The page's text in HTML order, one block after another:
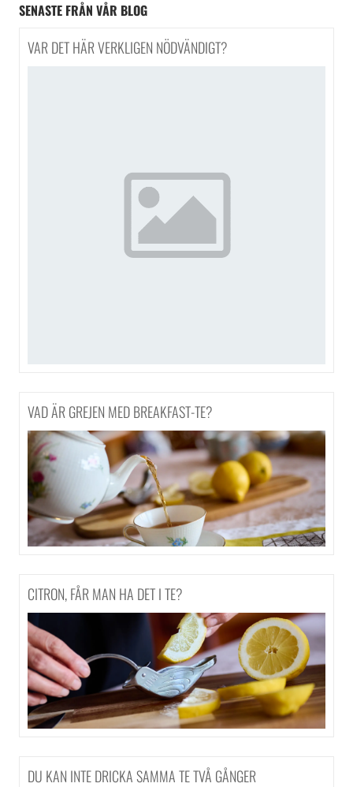
SENASTE FRÅN VÅR BLOG
VAR DET HÄR VERKLIGEN NÖDVÄNDIGT?
VAD ÄR GREJEN MED BREAKFAST-TE?
CITRON, FÅR MAN HA DET I TE?
DU KAN INTE DRICKA SAMMA TE TVÅ GÅNGER